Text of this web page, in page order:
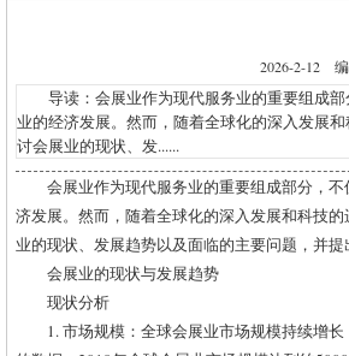
2026-2-12
导读：会展业作为现代服务业的重要组成部
业的经济发展。然而，随着全球化的深入发展
讨会展业的现状、发......
会展业作为现代服务业的重要组成部分，
济发展。然而，随着全球化的深入发展和科技
业的现状、发展趋势以及面临的主要问题，并提
会展业的现状与发展趋势
现状分析
1. 市场规模：全球会展业市场规模持续增